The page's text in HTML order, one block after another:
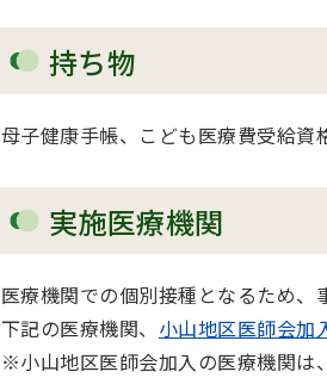
持ち物
母子健康手帳、こども医療費受給
実施医療機関
医療機関での個別接種となるため、
下記の医療機関、 小山地区医師会加
※小山地区医師会加入の医療機関は